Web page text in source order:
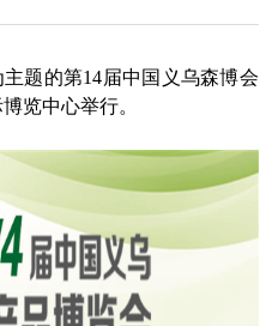
题的第14届中国义乌森博会
览中心举行。